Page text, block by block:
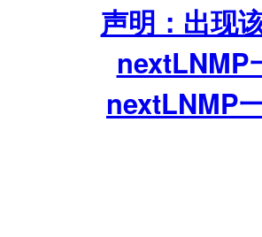
声明：出现
nextLNMP
nextLNMP